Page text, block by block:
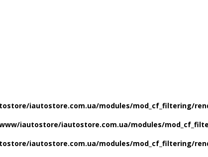
iautostore.com.ua/modules/mod_cf_filtering/
iautostore/iautostore.com.ua/modules/
iautostore.com.ua/modules/mod_cf_filtering/